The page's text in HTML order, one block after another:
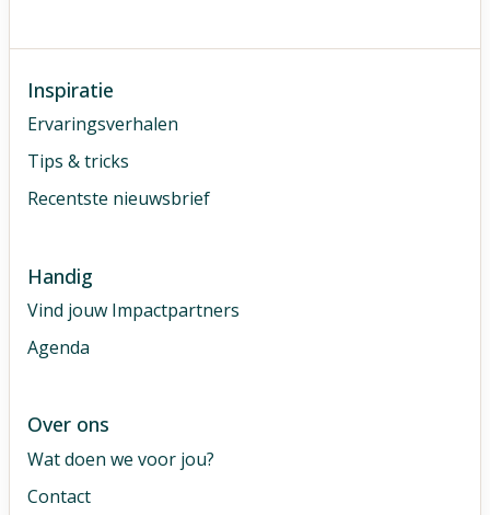
Inspiratie
Ervaringsverhalen
Tips & tricks
Recentste nieuwsbrief
Handig
Vind jouw Impactpartners
Agenda
Over ons
Wat doen we voor jou?
Contact